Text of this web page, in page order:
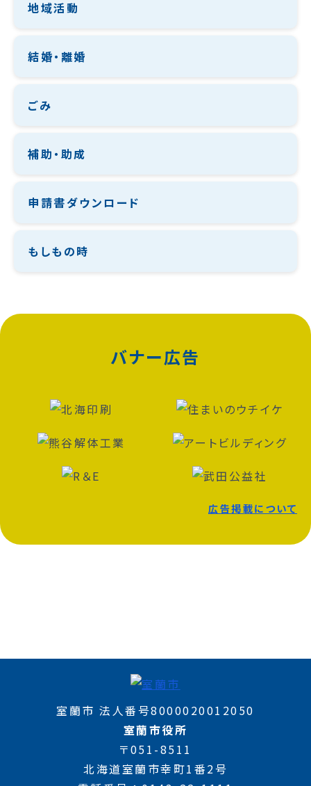
地域活動
結婚・離婚
ごみ
補助・助成
申請書ダウンロード
もしもの時
バナー広告
広告掲載について
室蘭市 法人番号8000020012050
室蘭市役所
〒051-8511
北海道室蘭市幸町1番2号